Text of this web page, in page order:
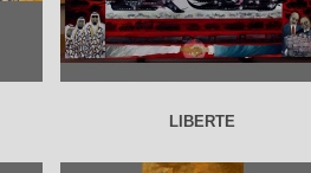
LIBERTE